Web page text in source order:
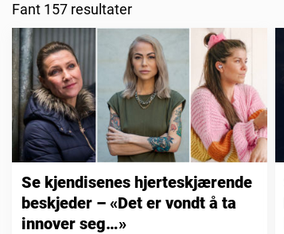
Fant 157 resultater
Se kjendisenes hjerteskjærende
beskjeder – «Det er vondt å ta
innover seg…»